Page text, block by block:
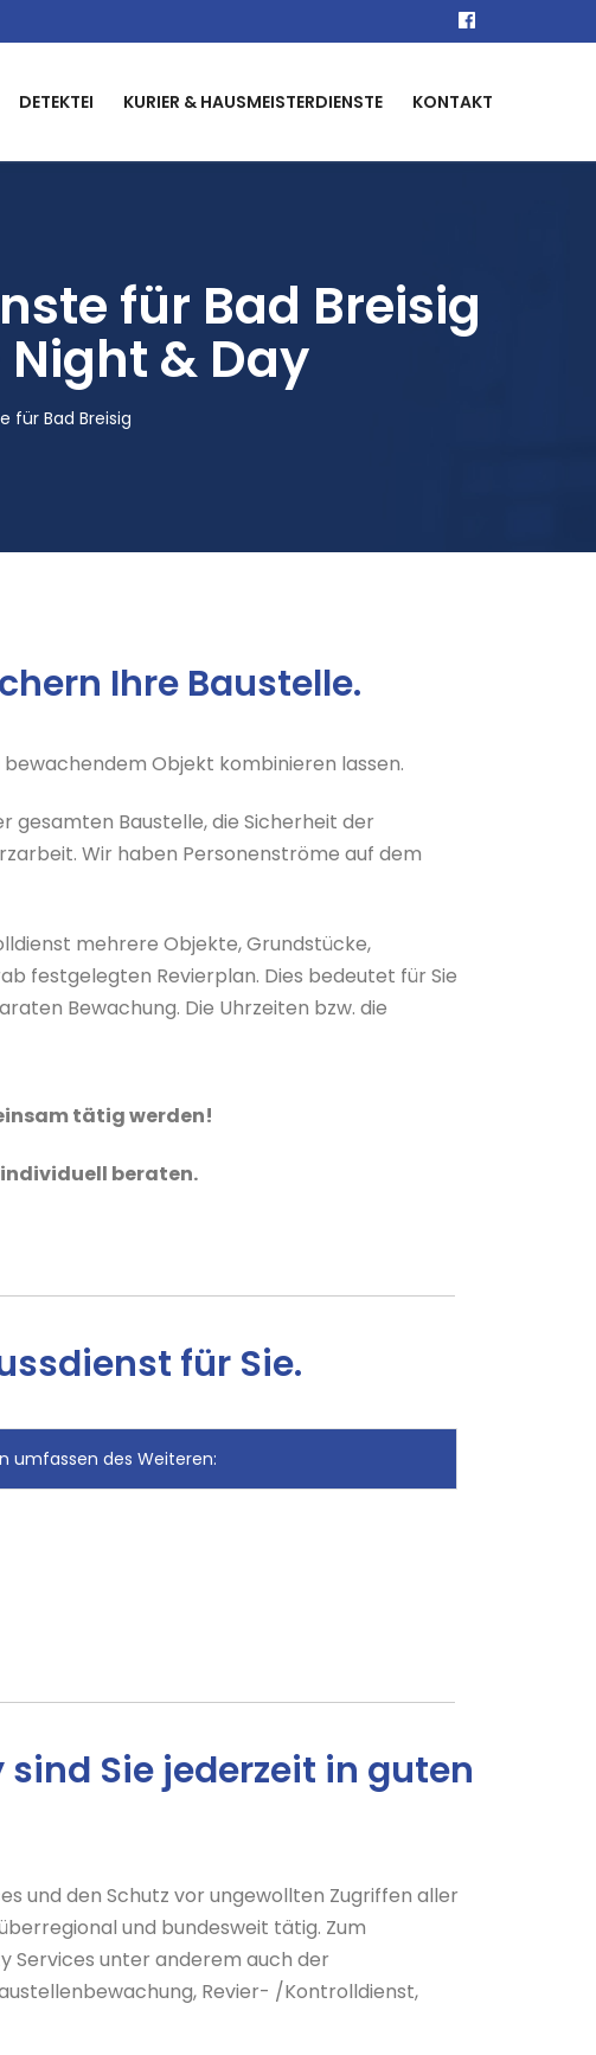
DETEKTEI KURIER & HAUSMEISTERDIENSTE KONTAKT
für Bad Breisig
& Day
für Bad Breisig
Ihre Baustelle.
Objekt kombinieren lassen.
gesamten Baustelle, die Sicherheit der
Wir haben Personenströme auf dem
mehrere Objekte, Grundstücke,
festgelegten Revierplan. Dies bedeutet für Sie
Bewachung. Die Uhrzeiten bzw. die
tätig werden!
individuell beraten.
für Sie.
umfassen des Weiteren:
Sie jederzeit in guten
und den Schutz vor ungewollten Zugriffen aller
und bundesweit tätig. Zum
Services unter anderem auch der
Revier- /Kontrolldienst,